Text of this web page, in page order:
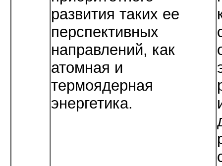
развития таких ее
перспективных
направлений, как
атомная и
термоядерная
энергетика.